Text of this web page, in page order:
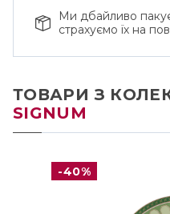
Ми дбайливо
страхуємо їх на
ТОВАРИ З
SIGNUM
-40%